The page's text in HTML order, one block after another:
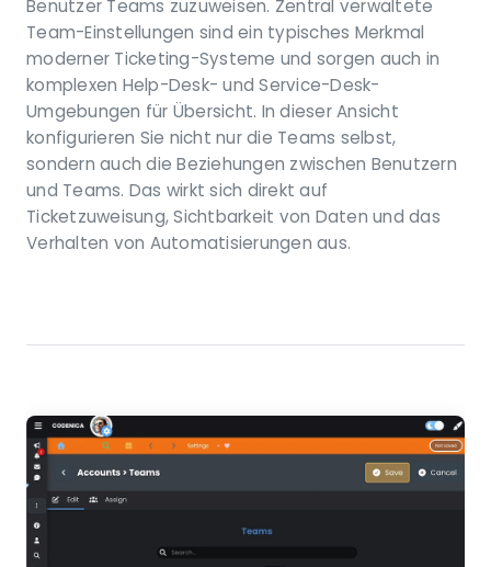
Benutzer Teams zuzuweisen. Zentral verwaltete
Team-Einstellungen sind ein typisches Merkmal
moderner Ticketing-Systeme und sorgen auch in
komplexen Help-Desk- und Service-Desk-
Umgebungen für Übersicht. In dieser Ansicht
konfigurieren Sie nicht nur die Teams selbst,
sondern auch die Beziehungen zwischen Benutzern
und Teams. Das wirkt sich direkt auf
Ticketzuweisung, Sichtbarkeit von Daten und das
Verhalten von Automatisierungen aus.